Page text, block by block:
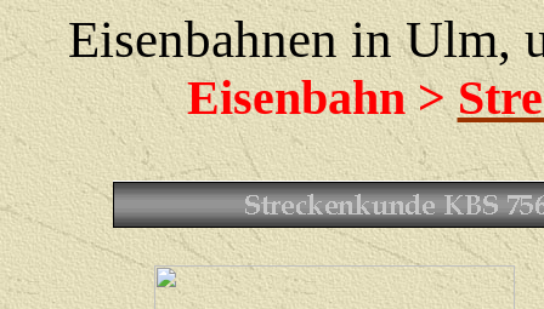
Eisenbahnen in Ulm,
Eisenbahn >